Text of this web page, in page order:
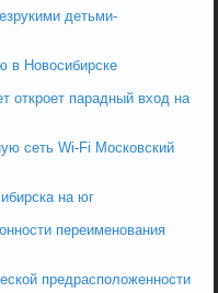
детьми-
в Новосибирске
откроет парадный вход на
сеть Wi-Fi Московский
на юг
переименования
предрасположенности